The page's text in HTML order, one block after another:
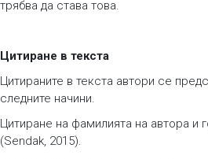
трябва да става това.
Цитиране в текста
Цитираните в текста автори се
следните начини.
Цитиране на фамилията на автора и
(Sendak, 2015).